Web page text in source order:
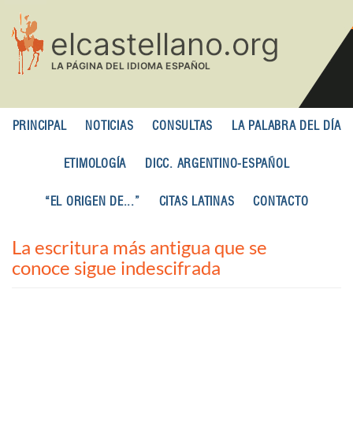
contenido
principal
PRINCIPAL NOTICIAS CONSULTAS LA PALABRA DEL DÍA
ETIMOLOGÍA DICC. ARGENTINO-ESPAÑOL
“EL ORIGEN DE...” CITAS LATINAS CONTACTO
La escritura más antigua que se
conoce sigue indescifrada